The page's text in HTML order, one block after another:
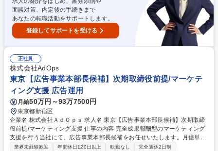
面談対策、内定後の手続きまで
あなたの転職活動をサポートします。
登録してサポートを受ける
正社員
株式会社AdOps
東京【広告事業本部長候補】次期取締役前提/マーケテ
ィング支援 広告運用
月給50万円～93万7500円
東京都新宿区
企業名 株式会社ＡｄＯｐｓ 求人名 東京【広告事業本部長候補】次期取締
役前提/マーケティング支援 仕事の内容 完全成果報酬型のマーケティング
支援を行う当社にて、広告事業本部長候補をお任せいたします。月億単位
の予算を采配して圧倒的な成果を出し、その勝ち筋を組織へ展開する役割
業界未経験歓迎 年間休日120日以上 転勤なし
完全週休2日制